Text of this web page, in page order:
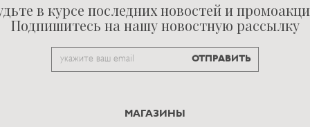
в курсе последних новостей и
Подпишитесь на нашу новостную рассылку
Email
ОТПРАВИТЬ
МАГАЗИНЫ